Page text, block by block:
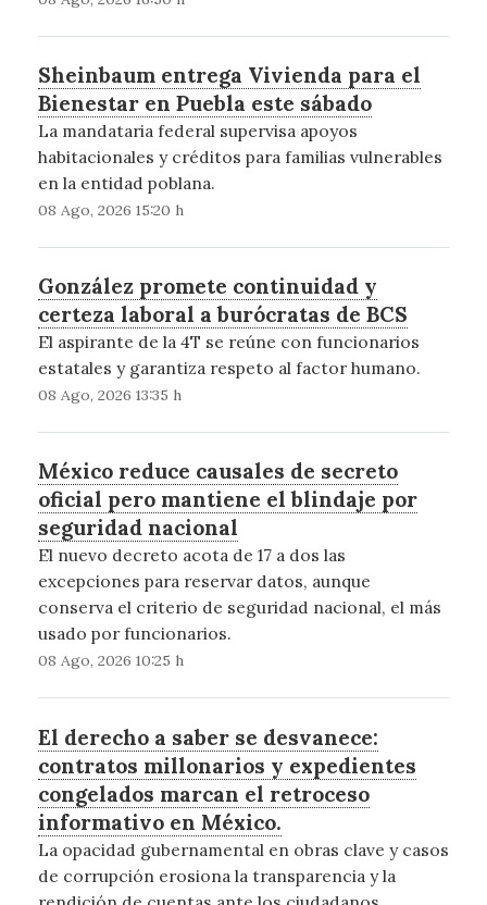
Sheinbaum entrega Vivienda para el
Bienestar en Puebla este sábado
La mandataria federal supervisa apoyos
habitacionales y créditos para familias vulnerables
en la entidad poblana.
08 Ago, 2026 15:20 h
González promete continuidad y
certeza laboral a burócratas de BCS
El aspirante de la 4T se reúne con funcionarios
estatales y garantiza respeto al factor humano.
08 Ago, 2026 13:35 h
México reduce causales de secreto
oficial pero mantiene el blindaje por
seguridad nacional
El nuevo decreto acota de 17 a dos las
excepciones para reservar datos, aunque
conserva el criterio de seguridad nacional, el más
usado por funcionarios.
08 Ago, 2026 10:25 h
El derecho a saber se desvanece:
contratos millonarios y expedientes
congelados marcan el retroceso
informativo en México.
La opacidad gubernamental en obras clave y casos
de corrupción erosiona la transparencia y la